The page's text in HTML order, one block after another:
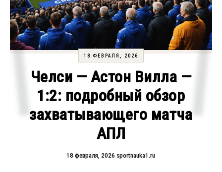
18 ФЕВРАЛЯ, 2026
Челси — Астон Вилла —
1:2: подробный обзор
захватывающего матча
АПЛ
18 февраля, 2026 sportnauka1.ru